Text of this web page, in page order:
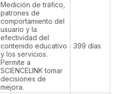
Medición de tráfico,
patrones de
comportamiento del
usuario y la
efectividad del
contenido educativo
y los servicios.
Permite a
SCIENCELINK tomar
decisiones de
mejora.
399 días